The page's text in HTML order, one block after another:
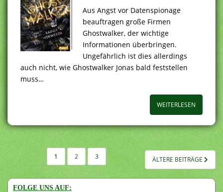
Aus Angst vor Datenspionage
beauftragen große Firmen
Ghostwalker, der wichtige
Informationen überbringen.
Ungefährlich ist dies allerdings
auch nicht, wie Ghostwalker Jonas bald feststellen
muss…
WEITERLESEN
SEITENNUMMERIERUNG
DER
BEITRÄGE
1 2 3 ÄLTERE BEITRÄGE
FOLGE UNS AUF: